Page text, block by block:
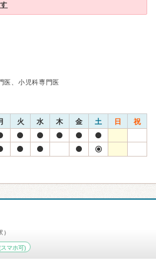
医、小児科専門医
火 水 木 金 土 日 祝
マホ可)